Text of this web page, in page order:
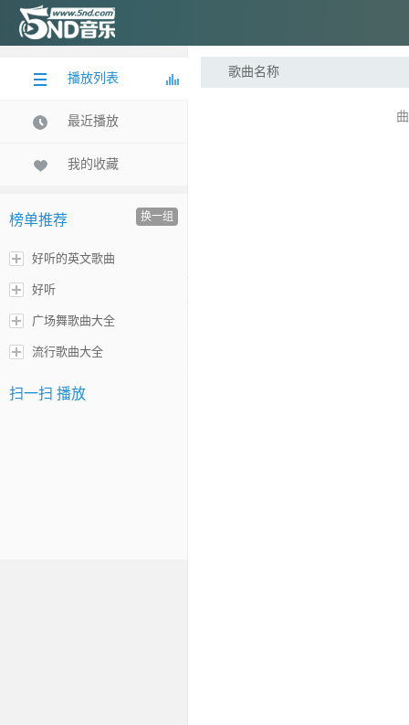
播放列表
最近播放
我的收藏
榜单推荐 换一组
好听的英文歌曲
好听
广场舞歌曲大全
流行歌曲大全
扫一扫 播放
歌曲名称